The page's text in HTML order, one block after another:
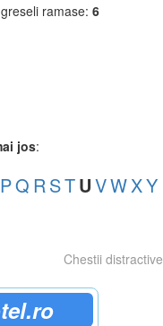
ramase: 6
jos:
PQ RSTUVWXY
Chestii distractive